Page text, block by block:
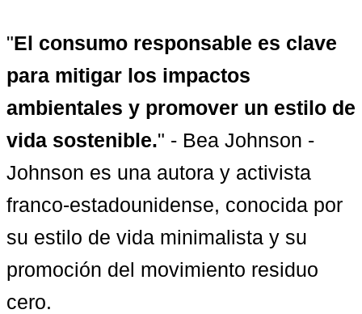
"El consumo responsable es clave
para mitigar los impactos
ambientales y promover un estilo de
vida sostenible." - Bea Johnson -
Johnson es una autora y activista
franco-estadounidense, conocida por
su estilo de vida minimalista y su
promoción del movimiento residuo
cero.